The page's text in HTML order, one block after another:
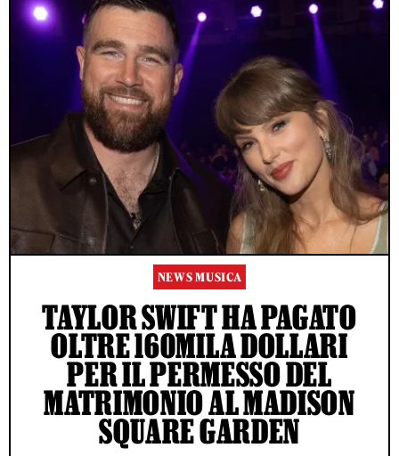
NEWS MUSICA
TAYLOR SWIFT HA PAGATO
OLTRE 160MILA DOLLARI
PER IL PERMESSO DEL
MATRIMONIO AL MADISON
SQUARE GARDEN